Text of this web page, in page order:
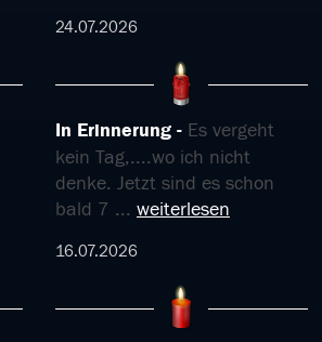
24.07.2026
In Erinnerung
Es vergeht
kein Tag,....wo ich nicht
denke. Jetzt sind es schon
bald 7 ... weiterlesen
16.07.2026